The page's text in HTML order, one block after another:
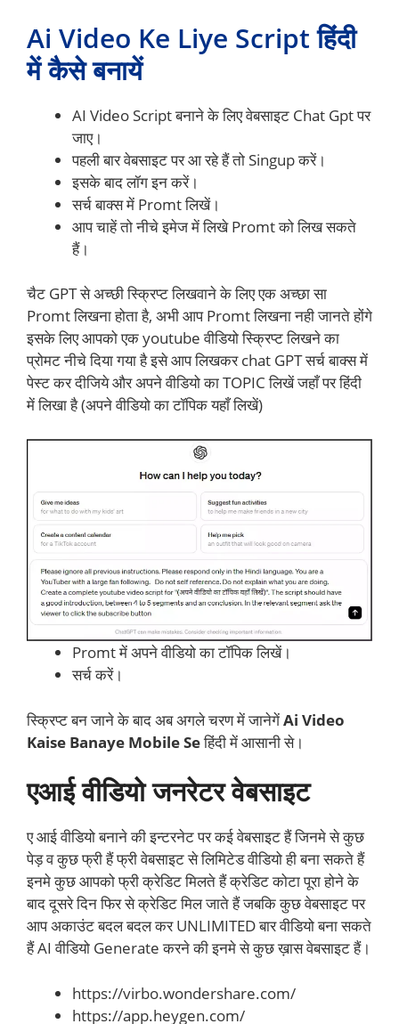
Ai Video Ke Liye Script हिंदी
में कैसे बनायें
AI Video Script बनाने के लिए वेबसाइट Chat Gpt पर
जाए।
पहली बार वेबसाइट पर आ रहे हैं तो Singup करें।
इसके बाद लॉग इन करें।
सर्च बाक्स में Promt लिखें।
आप चाहें तो नीचे इमेज में लिखे Promt को लिख सकते
हैं।
चैट GPT से अच्छी स्क्रिप्ट लिखवाने के लिए एक अच्छा सा
Promt लिखना होता है, अभी आप Promt लिखना नही जानते होंगे
इसके लिए आपको एक youtube वीडियो स्क्रिप्ट लिखने का
प्रोमट नीचे दिया गया है इसे आप लिखकर chat GPT सर्च बाक्स में
पेस्ट कर दीजिये और अपने वीडियो का TOPIC लिखें जहाँ पर हिंदी
में लिखा है (अपने वीडियो का टॉपिक यहाँ लिखें)
Promt में अपने वीडियो का टॉपिक लिखें।
सर्च करें।
स्क्रिप्ट बन जाने के बाद अब अगले चरण में जानेगेंAi Video
Kaise Banaye Mobile Seहिंदी में आसानी से।
एआई वीडियो जनरेटर वेबसाइट
ए आई वीडियो बनाने की इन्टरनेट पर कई वेबसाइट हैं जिनमे से कुछ
पेड़ व कुछ फ्री हैं फ्री वेबसाइट से लिमिटेड वीडियो ही बना सकते हैं
इनमे कुछ आपको फ्री क्रेडिट मिलते हैं क्रेडिट कोटा पूरा होने के
बाद दूसरे दिन फिर से क्रेडिट मिल जाते हैं जबकि कुछ वेबसाइट पर
आप अकाउंट बदल बदल कर UNLIMITED बार वीडियो बना सकते
हैं AI वीडियो Generate करने की इनमे से कुछ ख़ास वेबसाइट हैं।
https://virbo.wondershare.com/
https://app.heygen.com/